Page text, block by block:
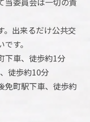
。出来るだけ公共交
す。
下車、徒歩約1分
徒歩約10分
免町駅下車、徒歩約